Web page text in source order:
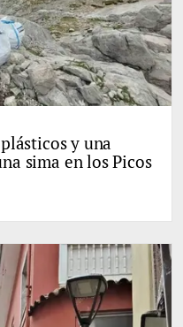
y una
sima en los Picos